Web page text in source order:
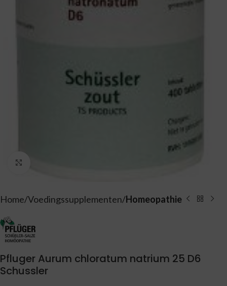
Home Voedingssupplementen Homeopathie
Pfluger Aurum chloratum natrium 25 D6
Schussler